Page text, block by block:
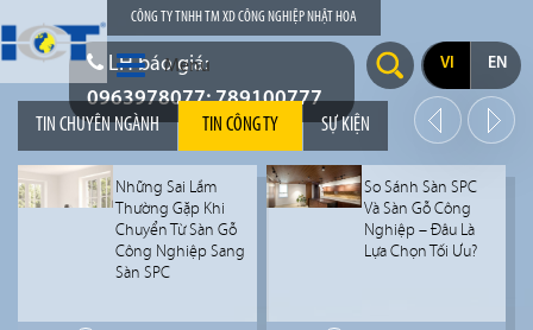
CÔNG TY TNHH TM XD CÔNG NGHIỆP NHẬT HOA
LH báo giá:
0963978077; 789100777
VI EN
Menu
TIN CHUYÊN NGÀNH TIN CÔNG TY SỰ KIỆN
Những Sai Lầm
Thường Gặp Khi
Chuyển Từ Sàn Gỗ
Công Nghiệp Sang
Sàn SPC
So Sánh Sàn SPC
Và Sàn Gỗ Công
Nghiệp – Đâu Là
Lựa Chọn Tối Ưu?